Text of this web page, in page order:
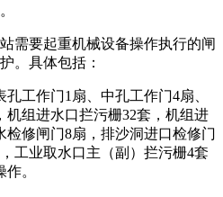
需要起重机械设备操作执行的闸
。具体包括：
孔工作门1扇、中孔工作门4扇、
机组进水口拦污栅32套，机组进
检修闸门8扇，排沙洞进口检修门
工业取水口主（副）拦污栅4套
。